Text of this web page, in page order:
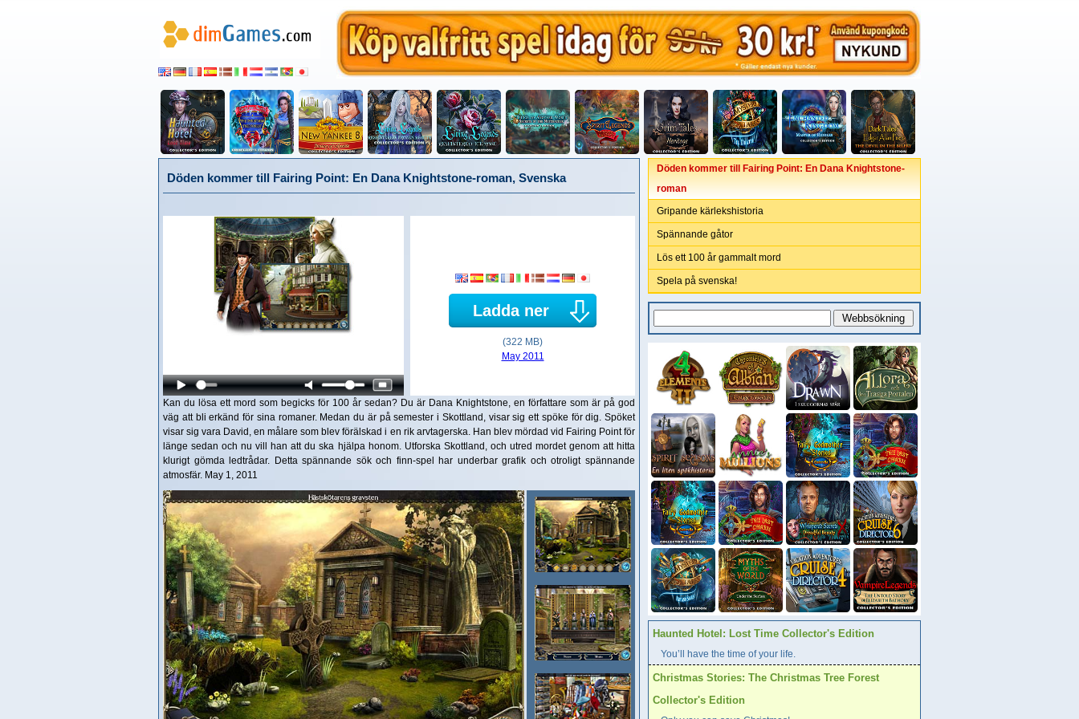
Döden kommer till Fairing Point: En Dana Knightstone-roman, Svenska
Ladda ner
(322 MB)
May 2011
Kan du lösa ett mord som begicks för 100 år sedan? Du är Dana Knightstone, en författare som är på god
väg att bli erkänd för sina romaner. Medan du är på semester i Skottland, visar sig ett spöke för dig. Spöket
visar sig vara David, en målare som blev förälskad i en rik arvtagerska. Han blev mördad vid Fairing Point för
länge sedan och nu vill han att du ska hjälpa honom. Utforska Skottland, och utred mordet genom att hitta
klurigt gömda ledtrådar. Detta spännande sök och finn-spel har underbar grafik och otroligt spännande
atmosfär. May 1, 2011
Döden kommer till Fairing Point: En Dana Knightstone-
roman
Gripande kärlekshistoria
Spännande gåtor
Lös ett 100 år gammalt mord
Spela på svenska!
Haunted Hotel: Lost Time Collector's Edition
You’ll have the time of your life.
Christmas Stories: The Christmas Tree Forest
Collector's Edition